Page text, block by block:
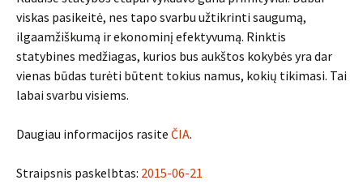
viskas pasikeitė, nes tapo svarbu užtikrinti saugumą,
ilgaamžiškumą ir ekonominį efektyvumą. Rinktis
statybines medžiagas, kurios bus aukštos kokybės yra dar
vienas būdas turėti būtent tokius namus, kokių tikimasi. Tai
labai svarbu visiems.
Daugiau informacijos rasite ČIA.
Straipsnis paskelbtas: 2015-06-21